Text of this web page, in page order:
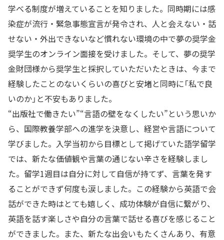
学べる制度が増えていることを知りました。同時期には感
染症が流行・緊急事態宣言が発令され、人と会えない・話
せない・外出できないなど慣れない環境の中で夢の奨学金
奨学生のオンライン面接を受けました。そして、夢の奨学
金財団様から奨学生と採択していただいたときは、今まで
経験したことのないくらいの喜びと安堵と同時に「私で良
いのか」と不安もありました。
“出版社で働きたい”“言語の壁をなくしたい”という思いか
ら、国際教養学部への進学を決意し、経営や言語について
学びました。入学当初から目標として掲げていた語学留学
では、新たな価値観や言葉の通じない辛さを経験しまし
た。留学1週目は自分に対して自信が持てず、言葉を発す
ることができず何度も涙しました。この経験から英語で会
話ができた時はとても嬉しく、成功体験が自信に繋がり、
英語を話す楽しさや自分の言葉で話せる喜びを感じること
ができました。また、新たな出会いもたくさんあり、有意